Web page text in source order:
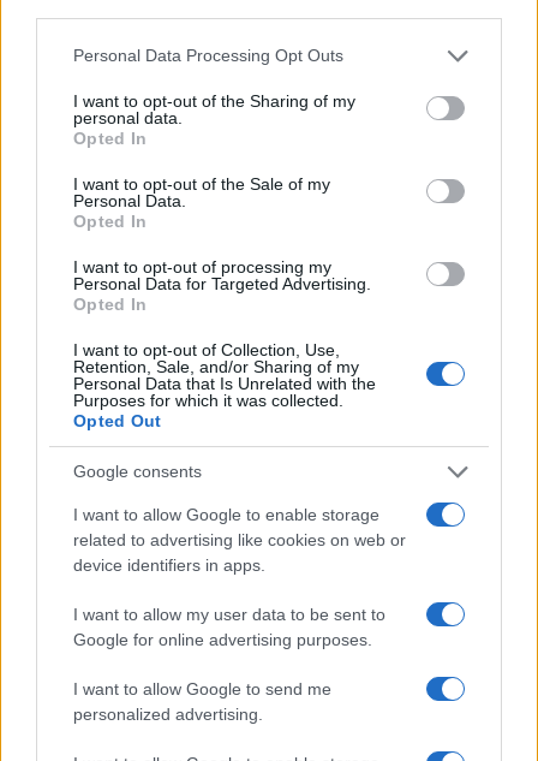
Please note that this website/app uses one or more Google
not limited to your visit or usage behaviour. You may click to
grant or deny consent to Google and its third-party tags to
use your data for below specified purposes in below Google
consent section.
Personal Data Processing Opt Outs
I want to opt-out of the Sharing of my
personal data.
Opted In
I want to opt-out of the Sale of my
Personal Data.
Opted In
I want to opt-out of processing my
Personal Data for Targeted Advertising.
Opted In
I want to opt-out of Collection, Use,
Retention, Sale, and/or Sharing of my
Personal Data that Is Unrelated with the
Purposes for which it was collected.
Opted Out
Google consents
I want to allow Google to enable storage
related to advertising like cookies on web or
device identifiers in apps.
I want to allow my user data to be sent to
Google for online advertising purposes.
I want to allow Google to send me
personalized advertising.
DEPORTES
Programación deportiva gratuita: lo que
no te puedes perder en agosto de 2026
El verano de 2026 está repleto de eventos…